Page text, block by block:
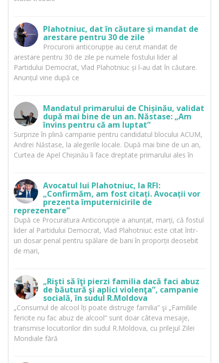
Plahotniuc, dat în căutare și mandat de
arestare pentru 30 de zile
Procurorii anticorupție au cerut mandat de
arestare pentru 30 de zile pe numele fostului lider al
Partidului Democrat, Vlad Plahotniuc și l-au dat în căutare.
Anunțul vine după ce
Mandatul primarului de Chișinău, validat
după mai bine de un an. Năstase: „Am
învins pentru că am luptat”
Surprize în plină campanie pentru candidatul blocului ACUM,
Andrei Năstase, la alegerile locale. După mai bine de un an,
Curtea de Apel Chișinău îi face dreptate primarului ales în
Avocatul lui Plahotniuc, la RFI:
„Confirmăm, am fost citați. Avocații vor
prezenta împuternicirile de
reprezentare”
După ce Procuratura Anticorupție a anunțat, marți, că fostul
lider al Partidului Democrat, Vlad Plahotniuc este citat într-
un dosar penal pentru spălare de bani în proporții deosebit
de mari,
„Rişti să îţi pierzi familia dacă faci abuz
de băutură şi aplici violenţa”, campanie
socială, în sudul R.Moldova
„Consumul de alcool îți poate distruge familia” şi „Familiile
fericite nu fac abuz de alcool” sunt doar câteva mesaje,
transmise locuitorilor din sudul R.Moldova, cu prilejul Zilei
Mondiale fără